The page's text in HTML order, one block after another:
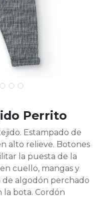
Perrito
Estampado de
alto relieve. Botones
la puesta de la
cuello, mangas y
algodón perchado
la bota. Cordón